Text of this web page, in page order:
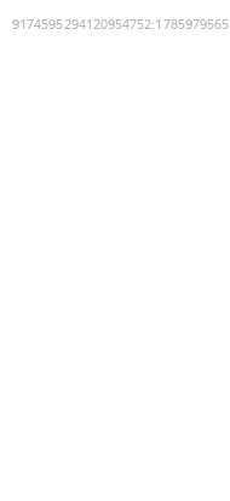
9174595294120954752:1785979565